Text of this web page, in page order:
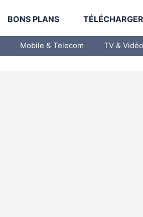
BONS PLANS
Mobile & Telecom TV & Vidéo